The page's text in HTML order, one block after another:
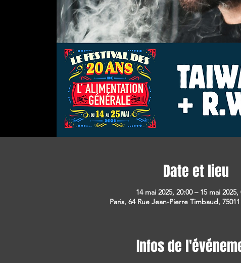
Date et lieu
14 mai 2025, 20:00 – 15 mai 2025,
Paris, 64 Rue Jean-Pierre Timbaud,
Infos de